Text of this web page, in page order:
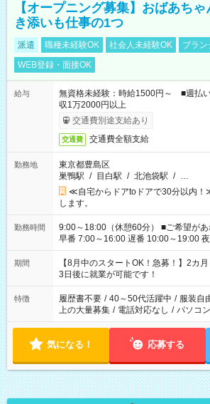
【オープニング募集】おばあち
き添いも仕事の1つ
派遣 職種未経験OK 社会人未経験OK
ブラン
WEB登録・面接OK
給与
無資格未経験：時給1500円～ ■週
収1万2000円以上
交通費別途支給あり
交通費 交通費全額支給
勤務地
東京都豊島区
巣鴨駅 / 目白駅 / 北池袋駅 / …
≪自宅からドアtoドアで30分以内
します。
勤務時間
9:00～18:00（休憩60分） ■ご希望があれば下記シフトもOK！
早番 7:00～16:00 遅番 10:00～19:00 夜勤
と休みを合わせたい」 「余裕を持って
「できれば残業はしたくない」 など
ね。 ※Wワーク希望の方へ 今ご覧のお仕事で希望する勤務時間
と、もう1つのお仕事の勤務時間。 合
合は応募できません。
期間
【8月中のスタートOK！急募！】2カ
3日後に就業が可能です！
特徴 履歴書不要 / 40～50代活躍中 / 服装自
上の大量募集 / 電話対応なし / パソコ
気になる！ 応募する